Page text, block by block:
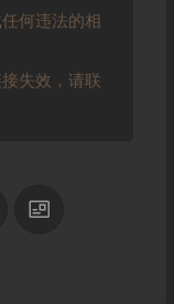
何违法的相
失效，请联